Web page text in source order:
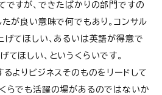
ですが、できたばかりの部門ですの
が良い意味で何でもあり。コンサル
げてほしい、あるいは英語が得意で
ほしい、というくらいです。
よりビジネスそのものをリードして
らでも活躍の場があるのではないか